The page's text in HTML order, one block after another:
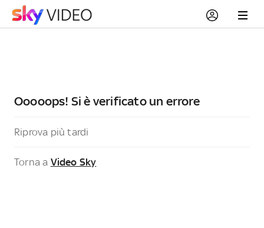
Ooooops! Si è verificato un errore
Riprova più tardi
Torna a Video Sky